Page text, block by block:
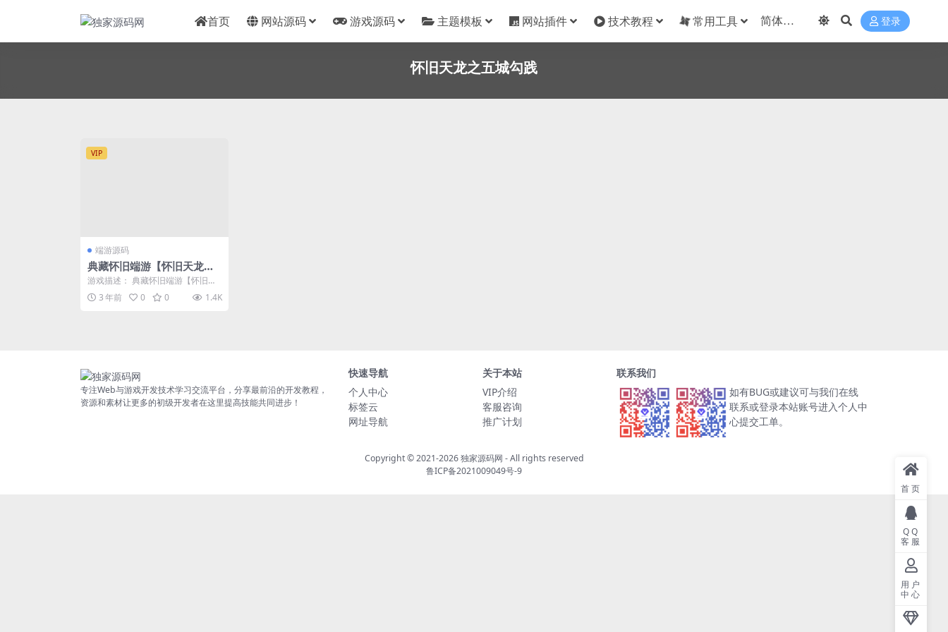
首页 网站源码 游戏源码 主题模板 网站插件 技术教程 常用工具 登录
怀旧天龙之五城勾践
VIP
端游源码
典藏怀旧端游【怀旧天龙之
五城勾践】2023整理单机一
键即玩镜像端+Linux本地学
习手工端+GM工具
游戏描述： 典藏怀旧端游【怀旧天
龙之五城勾践】2023整理单机一键
即玩镜像端+L...
3 年前 0 0 1.4K
专注Web与游戏开发技术学习交流平台，分享最前沿的开发教程，
资源和素材让更多的初级开发者在这里提高技能共同进步！
快速导航
个人中心
标签云
网址导航
关于本站
VIP介绍
客服咨询
推广计划
联系我们
如有BUG或建议可与我们在线
联系或登录本站账号进入个人中
心提交工单。
Copyright © 2021-2026独家源码网 - All rights reserved
鲁ICP备2021009049号-9
首页
QQ
客服
用户
中心